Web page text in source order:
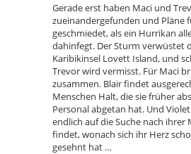
Gerade erst haben Maci und
zueinandergefunden und Pläne
geschmiedet, als ein Hurrikan
dahinfegt. Der Sturm verwüstet
Karibikinsel Lovett Island, und
Trevor wird vermisst. Für Maci
zusammen. Blair findet
Menschen Halt, die sie früher
Personal abgetan hat. Und
endlich auf die Suche nach ihrer
findet, wonach sich ihr Herz
gesehnt hat …